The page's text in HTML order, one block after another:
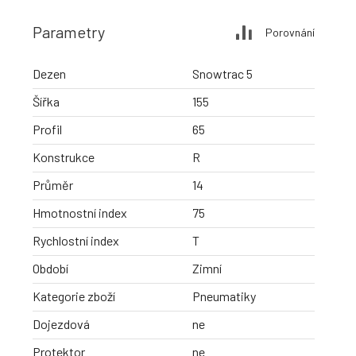
Parametry Porovnání
Dezen
Snowtrac 5
Šířka
155
Profil
65
Konstrukce
R
Průměr
14
Hmotnostní index
75
Rychlostní index
T
Období
Zimní
Kategorie zboží
Pneumatiky
Dojezdová
ne
Protektor
ne